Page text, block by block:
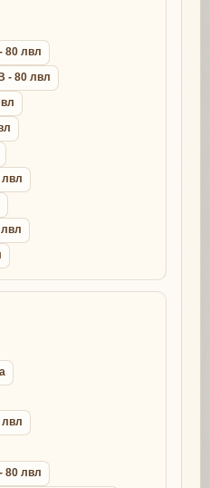
80 лвл
- 80 лвл
лвл
лвл
80 лвл